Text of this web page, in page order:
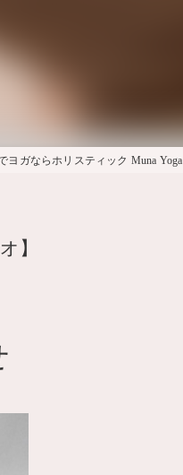
ヨガならホリスティック Muna Yoga
】